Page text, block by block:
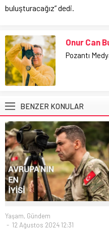
buluşturacağız” dedi.
Onur Can
Pozantı
BENZER KONULAR
Yaşam, Gündem
12 Ağustos 2024 12:31